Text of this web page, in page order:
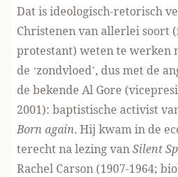
Dat is ideologisch-retorisch
Christenen van allerlei soort
protestant) weten te werken
de ‘zondvloed’, dus met de
de bekende Al Gore
2001): baptistische activist
Born again. Hij kwam in de
terecht na lezing vanSilent
Rachel Carson (1907-1964;